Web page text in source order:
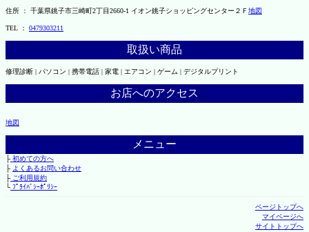
住所 ： 千葉県銚子市三崎町2丁目2660-1 イオン銚子ショッピングセンター２Ｆ 地図
TEL ： 0479303211
取扱い商品
修理診断 | パソコン | 携帯電話 | 家電 | エアコン | ゲーム | デジタルプリント
お店へのアクセス
地図
メニュー
├初めての方へ
├ よくあるお問い合わせ
├ご利用規約
└ﾌﾟﾗｲﾊﾞｼｰﾎﾟﾘｼｰ
ページトップへ
マイページへ
サイトトップへ